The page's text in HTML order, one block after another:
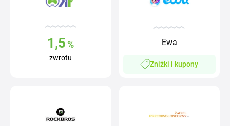
1,5 %
zwrotu
Ewa
Zniżki i kupony